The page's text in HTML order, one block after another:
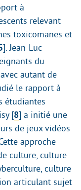
à
relevant
toxicomanes et
]. Jean-Luc
du
autant de
le rapport à
étudiantes
[8] a initié une
de jeux vidéos
approche
culture, culture
culture
articulant sujet